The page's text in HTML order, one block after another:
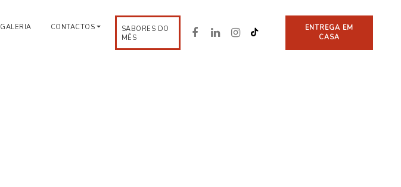
GALERIA CONTACTOS
SABORES DO
MÊS
ENTREGA EM
CASA